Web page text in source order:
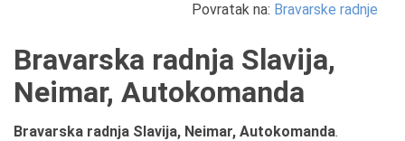
Povratak na: Bravarske radnje
Bravarska radnja Slavija,
Neimar, Autokomanda
Bravarska radnja Slavija, Neimar, Autokomanda.